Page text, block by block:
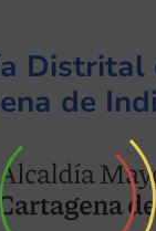
Distrital
de